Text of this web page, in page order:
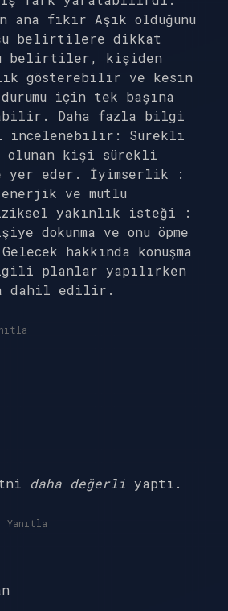
ana fikir Aşık olduğunu
belirtilere dikkat
belirtiler, kişiden
gösterebilir ve kesin
için tek başına
Daha fazla bilgi
incelenebilir: Sürekli
olunan kişi sürekli
yer eder. İyimserlik :
enerjik ve mutlu
yakınlık isteği :
dokunma ve onu öpme
hakkında konuşma
planlar yapılırken
dahil edilir.
daha değerli yaptı.
Yanıtla